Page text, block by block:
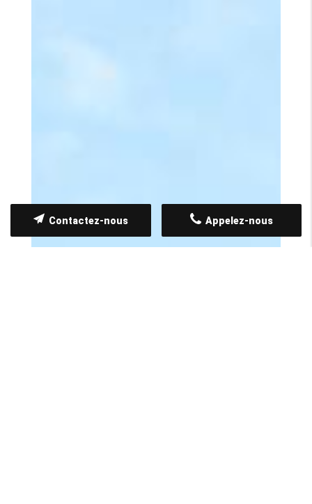
Appelez-nous
Contactez-nous